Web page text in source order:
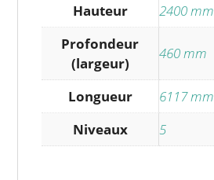
Hauteur
2400 mm
Profondeur
(largeur)
460 mm
Longueur
6117 mm
Niveaux
5